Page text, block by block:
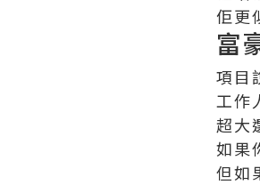
佢更
富
項目
工作
超大
如果
但如